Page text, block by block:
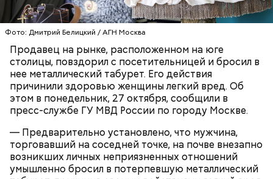
Фото: Дмитрий Белицкий / АГН Москва
Продавец на рынке, расположенном на юге
столицы, повздорил с посетительницей и бросил в
нее металлический табурет. Его действия
причинили здоровью женщины легкий вред. Об
этом в понедельник, 27 октября, сообщили в
пресс-службе ГУ МВД России по городу Москве.
— Предварительно установлено, что мужчина,
торговавший на соседней точке, на почве внезапно
возникших личных неприязненных отношений
умышленно бросил в потерпевшую металлический